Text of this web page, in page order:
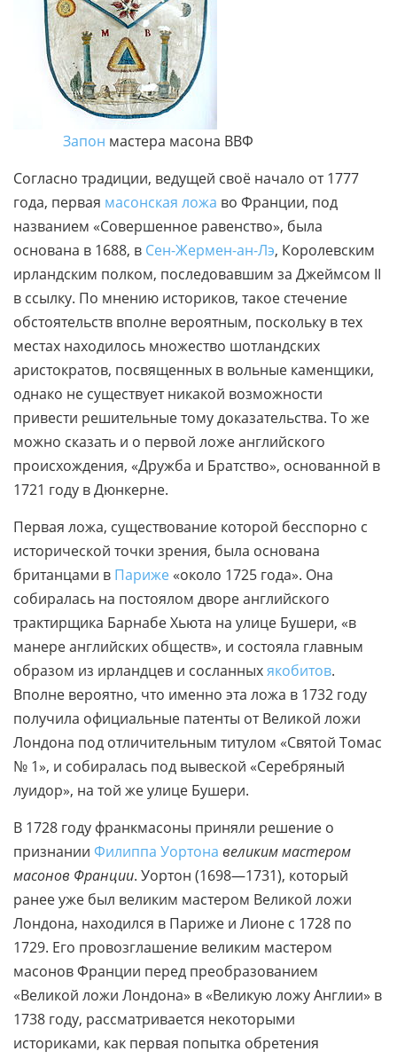
Запон мастера масона ВВФ
Согласно традиции, ведущей своё начало от 1777
года, первая масонская ложа во Франции, под
названием «Совершенное равенство», была
основана в 1688, в Сен-Жермен-ан-Лэ, Королевским
ирландским полком, последовавшим за Джеймсом II
в ссылку. По мнению историков, такое стечение
обстоятельств вполне вероятным, поскольку в тех
местах находилось множество шотландских
аристократов, посвященных в вольные каменщики,
однако не существует никакой возможности
привести решительные тому доказательства. То же
можно сказать и о первой ложе английского
происхождения, «Дружба и Братство», основанной в
1721 году в Дюнкерне.
Первая ложа, существование которой бесспорно с
исторической точки зрения, была основана
британцами в Париже «около 1725 года». Она
собиралась на постоялом дворе английского
трактирщика Барнабе Хьюта на улице Бушери, «в
манере английских обществ», и состояла главным
образом из ирландцев и сосланныхякобитов.
Вполне вероятно, что именно эта ложа в 1732 году
получила официальные патенты от Великой ложи
Лондона под отличительным титулом «Святой Томас
№ 1», и собиралась под вывеской «Серебряный
луидор», на той же улице Бушери.
В 1728 году франкмасоны приняли решение о
признании Филиппа Уортона великим мастером
масонов Франции. Уортон (1698—1731), который
ранее уже был великим мастером Великой ложи
Лондона, находился в Париже и Лионе с 1728 по
1729. Его провозглашение великим мастером
масонов Франции перед преобразованием
«Великой ложи Лондона» в «Великую ложу Англии» в
1738 году, рассматривается некоторыми
историками, как первая попытка обретения